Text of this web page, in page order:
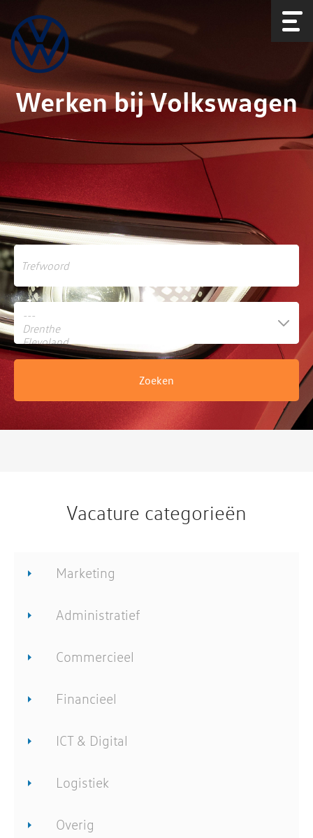
Werken bij Volkswagen
Vacature categorieën
Marketing
Administratief
Commercieel
Financieel
ICT & Digital
Logistiek
Overig